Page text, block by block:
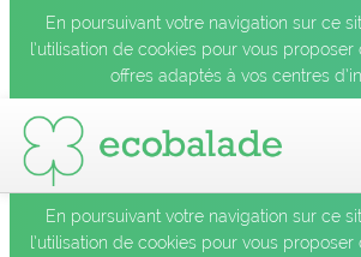
En poursuivant votre navigation sur ce
l’utilisation de cookies pour vous
offres adaptés à vos centres
En poursuivant votre navigation sur ce
l’utilisation de cookies pour vous